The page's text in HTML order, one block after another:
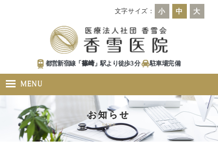
文字サイズ： 小 中 大
都営新宿線「篠崎」駅より徒歩3分 駐車場完備
MENU
お知らせ
NEWS